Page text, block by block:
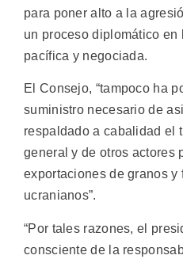
para poner alto a la
un proceso diplomático
pacífica y negociada.
El Consejo, “tampoco ha
suministro necesario de
respaldado a cabalidad el
general y de otros actores
exportaciones de granos y
ucranianos”.
“Por tales razones, el
consciente de la